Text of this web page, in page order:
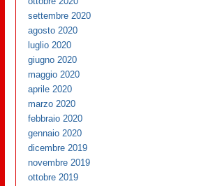
settembre 2020
agosto 2020
luglio 2020
giugno 2020
maggio 2020
aprile 2020
marzo 2020
febbraio 2020
gennaio 2020
dicembre 2019
novembre 2019
ottobre 2019